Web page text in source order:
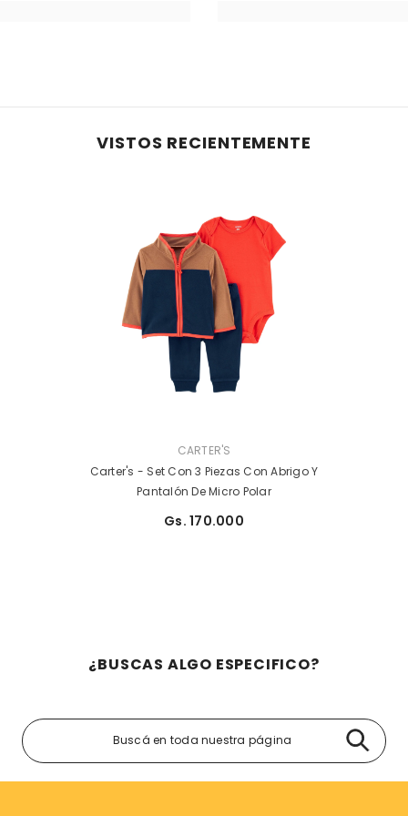
VISTOS RECIENTEMENTE
CARTER'S
Carter's - Set Con 3 Piezas Con Abrigo Y
Pantalón De Micro Polar
Gs. 170.000
¿BUSCAS ALGO ESPECIFICO?